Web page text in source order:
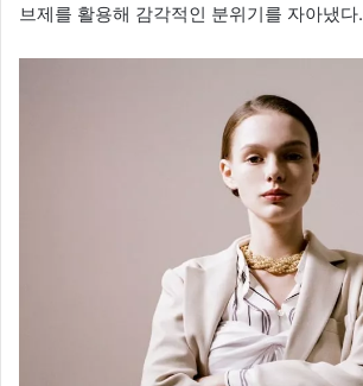
브제를 활용해 감각적인 분위기를 자아냈다.